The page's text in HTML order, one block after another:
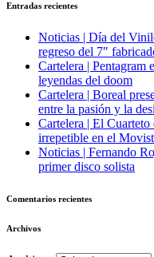
Entradas recientes
Noticias | Día del
regreso del 7″
Cartelera | Pentagram
leyendas del doom
Cartelera | Boreal
entre la pasión y la
Cartelera | El
irrepetible en el
Noticias | Fernando
primer disco solista
Comentarios recientes
Archivos